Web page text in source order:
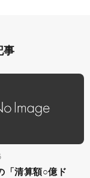
事
「清算額○億ド